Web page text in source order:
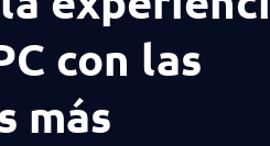
con las
más